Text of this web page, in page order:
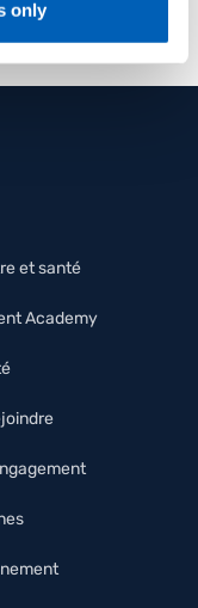
only
et santé
Academy